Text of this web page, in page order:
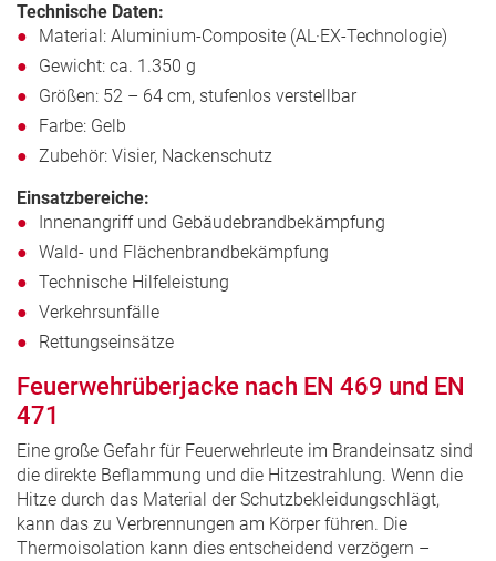
Technische Daten:
Material: Aluminium-Composite (AL·EX-Technologie)
Gewicht: ca. 1.350 g
Größen: 52 – 64 cm, stufenlos verstellbar
Farbe: Gelb
Zubehör: Visier, Nackenschutz
Einsatzbereiche:
Innenangriff und Gebäudebrandbekämpfung
Wald- und Flächenbrandbekämpfung
Technische Hilfeleistung
Verkehrsunfälle
Rettungseinsätze
Feuerwehrüberjacke nach EN 469 und EN
471
Eine große Gefahr für Feuerwehrleute im Brandeinsatz sind
die direkte Beflammung und die Hitzestrahlung. Wenn die
Hitze durch das Material der Schutzbekleidungschlägt,
kann das zu Verbrennungen am Körper führen. Die
Thermoisolation kann dies entscheidend verzögern –